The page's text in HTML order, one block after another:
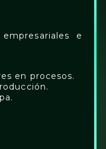
e
en procesos.